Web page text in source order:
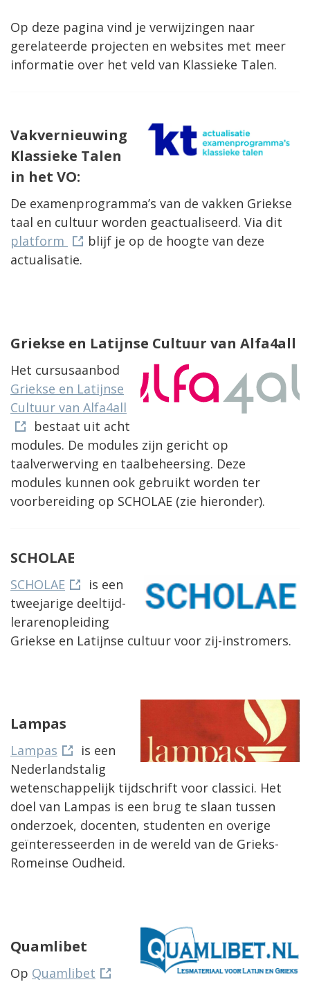
Op deze pagina vind je verwijzingen naar
gerelateerde projecten en websites met meer
informatie over het veld van Klassieke Talen.
Vakvernieuwing
Klassieke Talen
in het VO:
De examenprogramma’s van de vakken Griekse
taal en cultuur worden geactualiseerd. Via dit
platform
blijf je op de hoogte van deze
actualisatie.
Griekse en Latijnse Cultuur van Alfa4all
Het cursusaanbod
Griekse en Latijnse
Cultuur van Alfa4all
bestaat uit acht
modules. De modules zijn gericht op
taalverwerving en taalbeheersing. Deze
modules kunnen ook gebruikt worden ter
voorbereiding op SCHOLAE (zie hieronder).
SCHOLAE
SCHOLAE
is een
tweejarige deeltijd-
lerarenopleiding
Griekse en Latijnse cultuur voor zij-instromers.
Lampas
Lampas
is een
Nederlandstalig
wetenschappelijk tijdschrift voor classici. Het
doel van Lampas is een brug te slaan tussen
onderzoek, docenten, studenten en overige
geïnteresseerden in de wereld van de Grieks-
Romeinse Oudheid.
Quamlibet
Op Quamlibet